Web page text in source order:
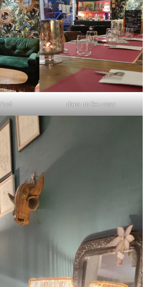
dans un lieu cosy